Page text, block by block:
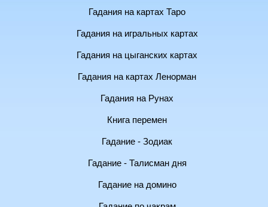
Гадания на картах Таро
Гадания на игральных картах
Гадания на цыганских картах
Гадания на картах Ленорман
Гадания на Рунах
Книга перемен
Гадание - Зодиак
Гадание - Талисман дня
Гадание на домино